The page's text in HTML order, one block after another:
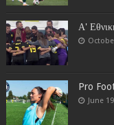
Α'
Pro
June